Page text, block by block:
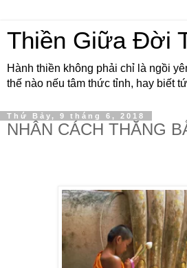
Thiền Giữa Đời
Hành thiền không phải chỉ là ngồi
thế nào nếu tâm thức tỉnh, hay biết
Thứ Bảy, 9 tháng 6, 2018
NHÂN CÁCH THĂNG